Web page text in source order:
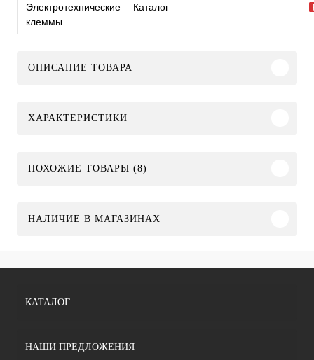
Электротехнические
клеммы
Каталог
ОПИСАНИЕ ТОВАРА
ХАРАКТЕРИСТИКИ
ПОХОЖИЕ ТОВАРЫ (8)
НАЛИЧИЕ В МАГАЗИНАХ
КАТАЛОГ
НАШИ ПРЕДЛОЖЕНИЯ